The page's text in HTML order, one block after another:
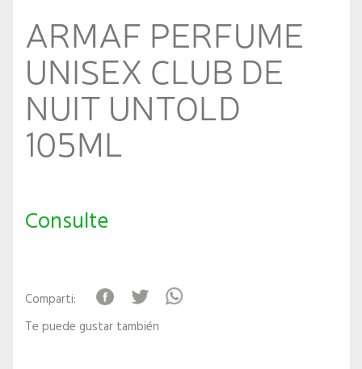
ARMAF PERFUME
UNISEX CLUB DE
NUIT UNTOLD
105ML
Consulte
Comparti:
Te puede gustar también